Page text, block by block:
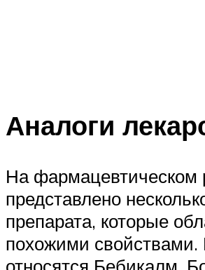
Аналоги
На фармацевтическом
представлено
препарата, которые
похожими свойствами.
относятся Бебикалм,